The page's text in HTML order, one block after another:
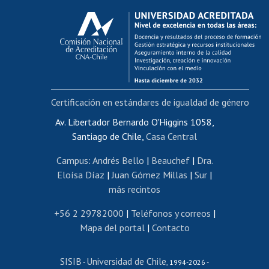
Calificación académica
Postulación al AUCAI
Funcionarias/os
Cursos internos de capacitación
Bienestar del personal
Portal de movilidad interna
Certificado de renta
Certificado de renta honorarios
Editar páginas blancas
Extranjeras/os
Revalidación y reconocimiento de títulos
Postulación al Programa de Movilidad Estudiantil
Cursos de español
Av. Libertador Bernardo O'Higgins 1058,
Santiago de Chile, Casa Central
Campus: Andrés Bello | Beauchef| Dra.
Eloísa Díaz | Juan Gómez Millas | Sur |
más recintos
+56 2 29782000 | Teléfonos y correos |
Mapa del portal| Contacto
SISIB - Universidad de Chile , 1994-2026 -
Certificación en estándares de igualdad de género